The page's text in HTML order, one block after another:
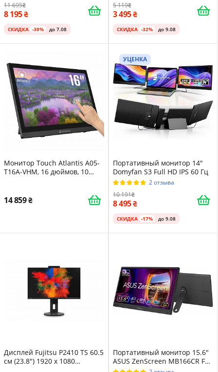
11 695
8 195
СКИДКА -30% до 7.08
5 119
3 495
СКИДКА -32% до 9.08
Монитор Touch Atlantis A05-
T16A-VHM, 16 дюймов, 10
стекло 7H, контраст 800:1,
14 859
УЦЕНКА
Портативный монитор 14"
Domyfan S3 Full HD IPS 60 Гц
2 отзыва
10 191
8 495
СКИДКА -17% до 9.08
Дисплей Fujitsu P2410 TS 60.5
см (23.8") 1920 x 1080
Портативный монитор 15.6"
ASUS ZenScreen MB166CR Full
HD IPS 60 Гц